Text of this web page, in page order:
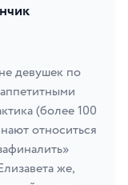
девушек по
(более 100
относиться
же,